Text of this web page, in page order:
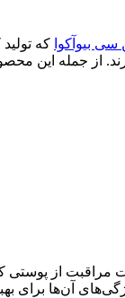
بیوآکوا که
از جمله
استفاده از محصولات
آن‌ها برای